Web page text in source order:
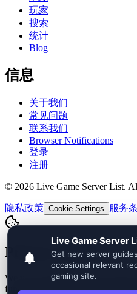
玩家
搜索
统计
Blog
信息
关于我们
常见问题
联系我们
Browser Notifications
登录
注册
© 2026 Live Game Server List.
隐私政策 Cookie Settings 服务
Privacy Choices
We use essential cookies for
functionality. Optional analytics